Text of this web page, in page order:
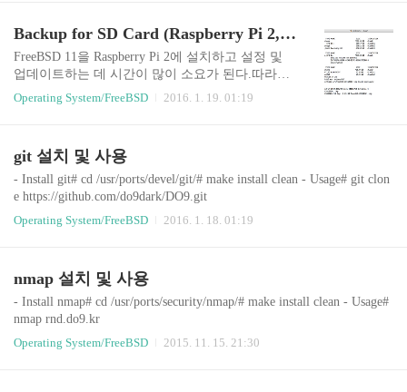
스에 대한 정보를 확인할 수 있다. - 파일 시스템 테
이블에 추가하기# vi /etc/fstab proc /proc procfs rw 0
0 를 추가해주면 시스템을 시작할 때마다 자동으로
Backup for SD Card (Raspberry Pi 2, FreeBSD 11)
FreeBSD 11을 Raspberry Pi 2에 설치하고 설정 및
업데이트하는 데 시간이 많이 소요가 된다.따라서,
설정을 마치고 나서 백업을 해두면 조금 더 편하게
초기 상태로 되돌릴 수 있다.방법은 FreeBSD 11을
Disk unmount$ diskutil unmountDisk disk2 Backup$ s
udo dd if=/dev/disk2 of=FreeBSD-20150901.img bs=1
m conv=sync 복원은 설치와 동일한 방법으로 백업
Operating System/FreeBSD 2016. 1. 19. 01:19
git 설치 및 사용
- Install git# cd /usr/ports/devel/git/# make install clean - Usage# git clon
e https://github.com/do9dark/DO9.git
Operating System/FreeBSD
2016. 1. 18. 01:19
nmap 설치 및 사용
- Install nmap# cd /usr/ports/security/nmap/# make install clean - Usage#
nmap rnd.do9.kr
Operating System/FreeBSD
2015. 11. 15. 21:30